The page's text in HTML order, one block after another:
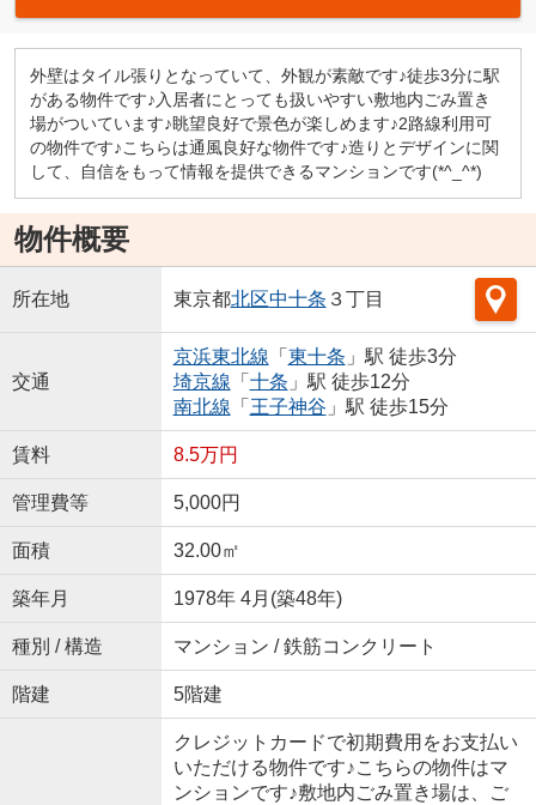
外壁はタイル張りとなっていて、外観が素敵です♪徒歩3分に駅
がある物件です♪入居者にとっても扱いやすい敷地内ごみ置き
場がついています♪眺望良好で景色が楽しめます♪2路線利用可
の物件です♪こちらは通風良好な物件です♪造りとデザインに関
して、自信をもって情報を提供できるマンションです(*^_^*)
物件概要
所在地 東京都北区中十条 ３丁目
交通
京浜東北線 「 東十条 」駅 徒歩3分
埼京線 「 十条 」駅 徒歩12分
南北線 「 王子神谷 」駅 徒歩15分
賃料 8.5万円
管理費等 5,000円
面積 32.00㎡
築年月 1978年 4月(築48年)
種別 / 構造 マンション / 鉄筋コンクリート
階建 5階建
クレジットカードで初期費用をお支払い
いただける物件です♪こちらの物件はマ
ンションです♪敷地内ごみ置き場は、ご